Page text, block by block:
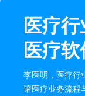
医疗
医疗
李医明，医疗行
谙医疗业务流程